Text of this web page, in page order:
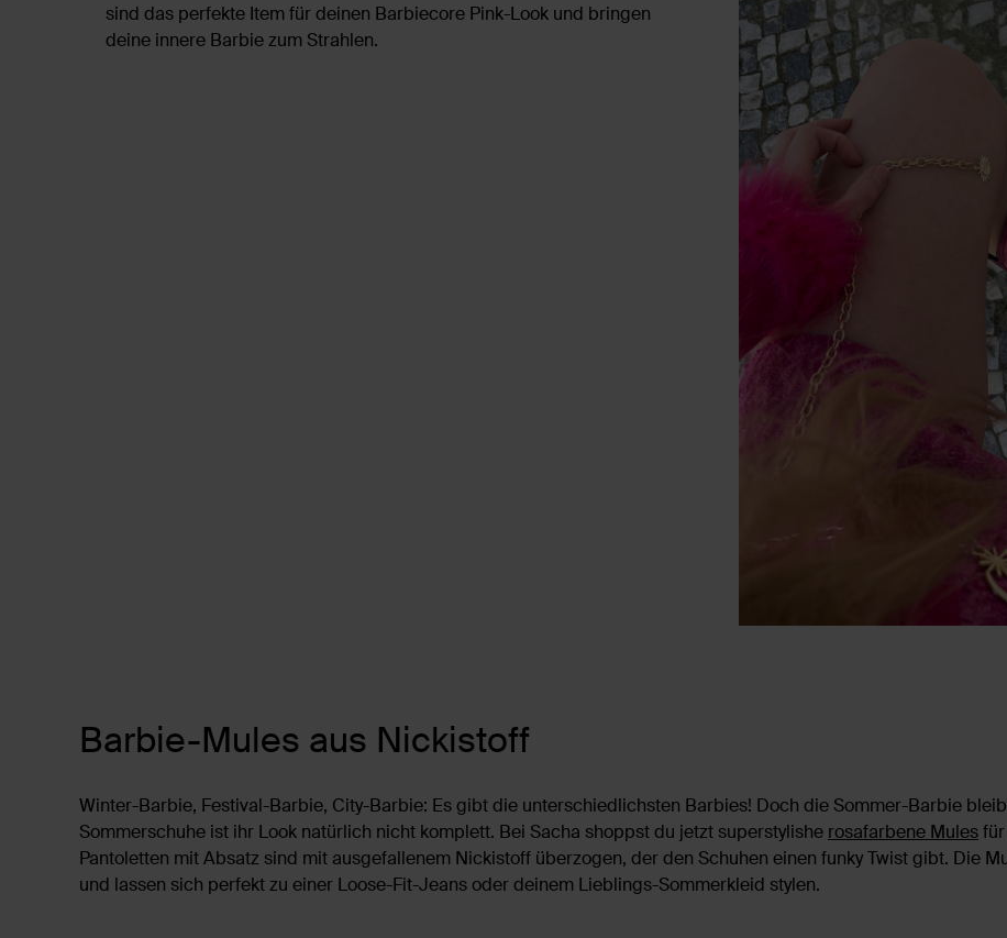
sind das perfekte Item für deinen Barbiecore Pink-Look und bringen
deine innere Barbie zum Strahlen.
Barbie-Mules aus Nickistoff
Winter-Barbie, Festival-Barbie, City-Barbie: Es gibt die unterschiedlichsten Barbies! Doch die Sommer-Barbie
Sommerschuhe ist ihr Look natürlich nicht komplett. Bei Sacha shoppst du jetzt superstylishe rosafarbene Mules
Pantoletten mit Absatz sind mit ausgefallenem Nickistoff überzogen, der den Schuhen einen funky Twist gibt. Die
und lassen sich perfekt zu einer Loose-Fit-Jeans oder deinem Lieblings-Sommerkleid stylen.